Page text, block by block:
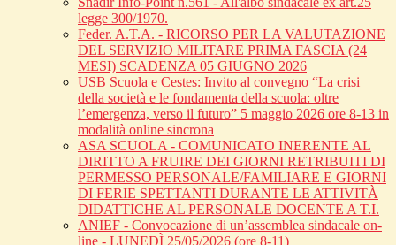
legge 300/1970.
Feder. A.T.A. - RICORSO PER LA VALUTAZIONE
DEL SERVIZIO MILITARE PRIMA FASCIA (24
MESI) SCADENZA 05 GIUGNO 2026
USB Scuola e Cestes: Invito al convegno “La crisi
della società e le fondamenta della scuola: oltre
l’emergenza, verso il futuro” 5 maggio 2026 ore 8-13 in
modalità online sincrona
ASA SCUOLA - COMUNICATO INERENTE AL
DIRITTO A FRUIRE DEI GIORNI RETRIBUITI DI
PERMESSO PERSONALE/FAMILIARE E GIORNI
DI FERIE SPETTANTI DURANTE LE ATTIVITÀ
DIDATTICHE AL PERSONALE DOCENTE A T.I.
ANIEF - Convocazione di un’assemblea sindacale on-
line - LUNEDÌ 25/05/2026 (ore 8-11)